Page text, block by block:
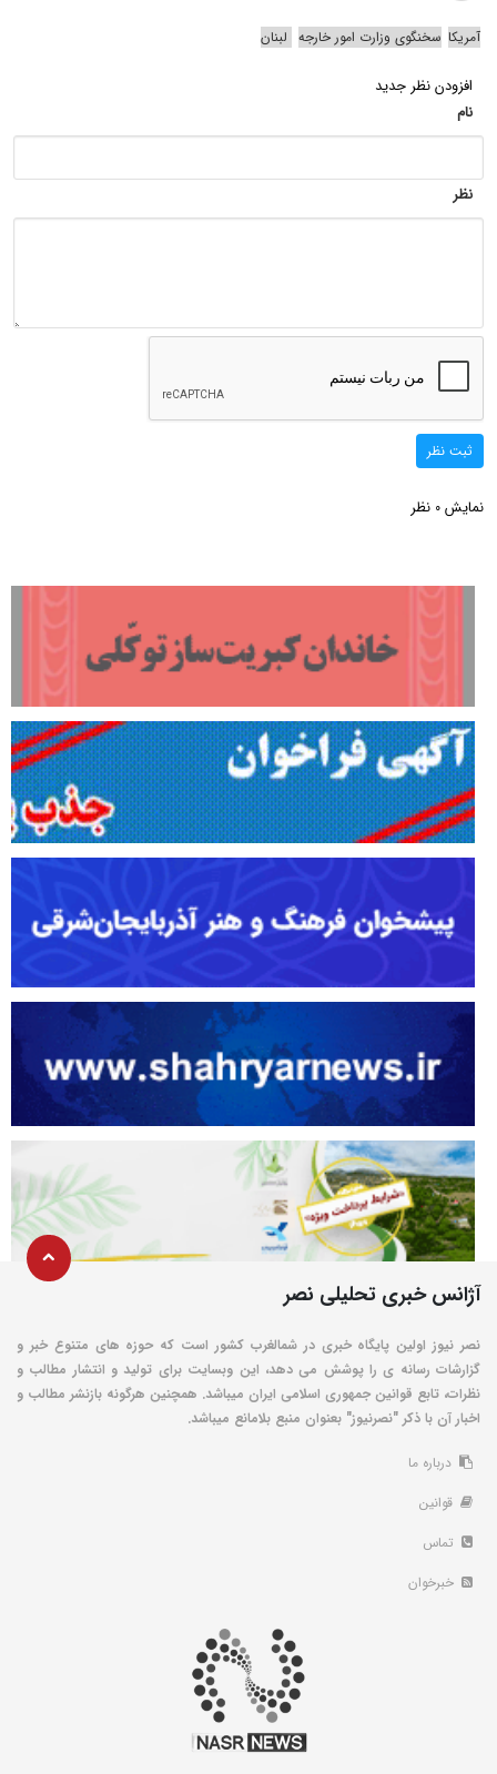
آمریکا سخنگوی وزارت امور خارجه لبنان
افزودن نظر جدید
نام
نظر
ثبت نظر
نمایش 0 نظر
آژانس خبری تحلیلی نصر
نصر نیوز اولین پایگاه خبری در شمالغرب کشور است که حوزه های متنوع خبر و
گزارشات رسانه ی را پوشش می دهد، این وبسایت برای تولید و انتشار مطالب و
نظرات، تابع قوانین جمهوری اسلامی ایران میباشد. همچنین هرگونه بازنشر مطالب و
اخبار آن با ذکر "نصرنیوز" بعنوان منبع بلامانع میباشد.
درباره ما
قوانین
تماس
خبرخوان